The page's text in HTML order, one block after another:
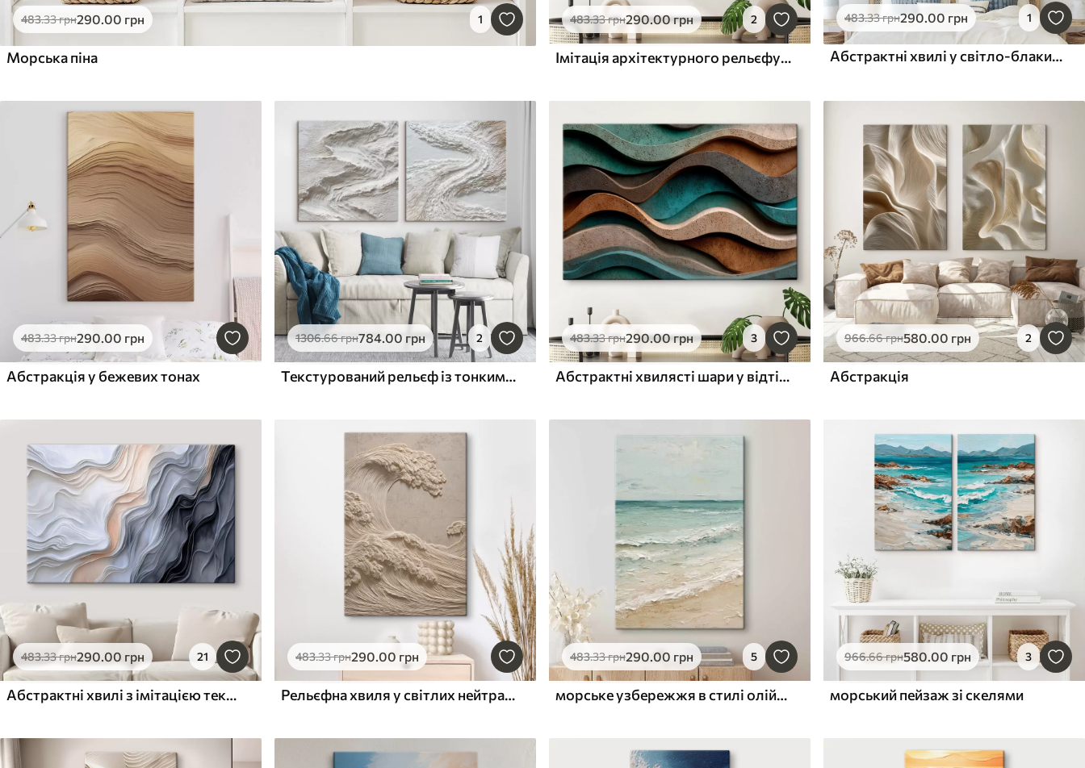
483.33грн290.00 грн 1
Морська піна
483.33грн290.00грн 2
Імітація архітектурного рельєфу; органічна абстрактна геометрія.
483.33грн290.00 грн 1
Абстрактні хвилі у світло-блакитних тонах
483.33грн290.00 грн
Абстракція у бежевих тонах
1306.66грн784.00 грн 2
Текстурований рельєф із тонкими контурними лініями у стилі сучасного мистецтва
483.33грн290.00грн 3
Абстрактні хвилясті шари у відтінках бірюзового та теракотового
966.66грн580.00 грн 2
Абстракція
483.33грн290.00 грн 21
Абстрактні хвилі з імітацією текстури
483.33грн290.00 грн
Рельєфна хвиля у світлих нейтральних тонах
483.33грн290.00 грн 5
морське узбережжя в стилі олійного живопису
966.66грн580.00 грн 3
морський пейзаж зі скелями